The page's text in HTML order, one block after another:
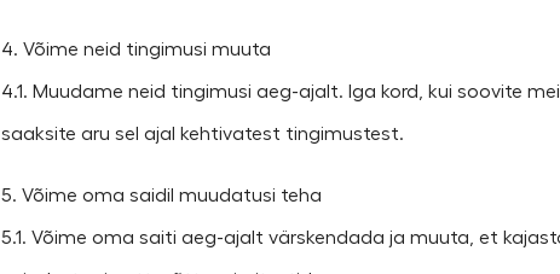
4. Võime neid tingimusi muuta
4.1. Muudame neid tingimusi aeg-ajalt. Iga kord, kui soovite
saaksite aru sel ajal kehtivatest tingimustest.
5. Võime oma saidil muudatusi teha
5.1. Võime oma saiti aeg-ajalt värskendada ja muuta, et